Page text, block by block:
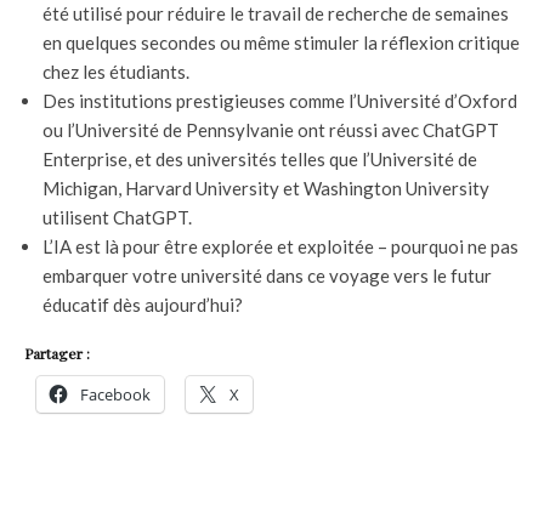
été utilisé pour réduire le travail de recherche de semaines
en quelques secondes ou même stimuler la réflexion critique
chez les étudiants.
Des institutions prestigieuses comme l’Université d’Oxford
ou l’Université de Pennsylvanie ont réussi avec ChatGPT
Enterprise, et des universités telles que l’Université de
Michigan, Harvard University et Washington University
utilisent ChatGPT.
L’IA est là pour être explorée et exploitée – pourquoi ne pas
embarquer votre université dans ce voyage vers le futur
éducatif dès aujourd’hui?
Partager :
Facebook X